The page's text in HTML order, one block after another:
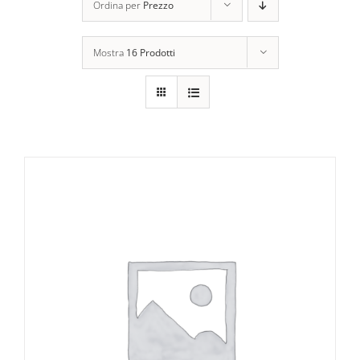
Ordina per Prezzo
Mostra 16 Prodotti